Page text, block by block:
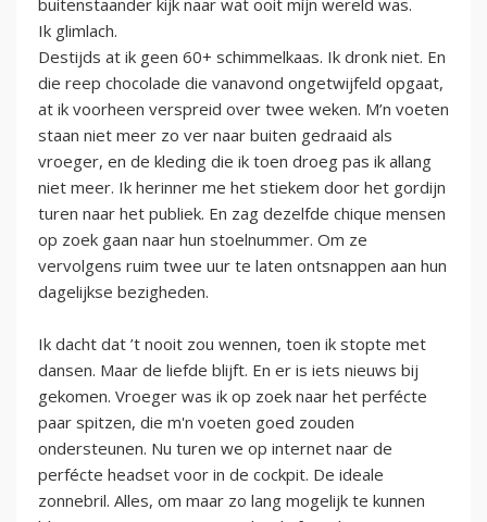
Ik glimlach.
Destijds at ik geen 60+ schimmelkaas. Ik dronk niet. En
die reep chocolade die vanavond ongetwijfeld opgaat,
at ik voorheen verspreid over twee weken. M’n voeten
staan niet meer zo ver naar buiten gedraaid als
vroeger, en de kleding die ik toen droeg pas ik allang
niet meer. Ik herinner me het stiekem door het gordijn
turen naar het publiek. En zag dezelfde chique mensen
op zoek gaan naar hun stoelnummer. Om ze
vervolgens ruim twee uur te laten ontsnappen aan hun
dagelijkse bezigheden.
Ik dacht dat ’t nooit zou wennen, toen ik stopte met
dansen. Maar de liefde blijft. En er is iets nieuws bij
gekomen. Vroeger was ik op zoek naar het perfécte
paar spitzen, die m'n voeten goed zouden
ondersteunen. Nu turen we op internet naar de
perfécte headset voor in de cockpit. De ideale
zonnebril. Alles, om maar zo lang mogelijk te kunnen